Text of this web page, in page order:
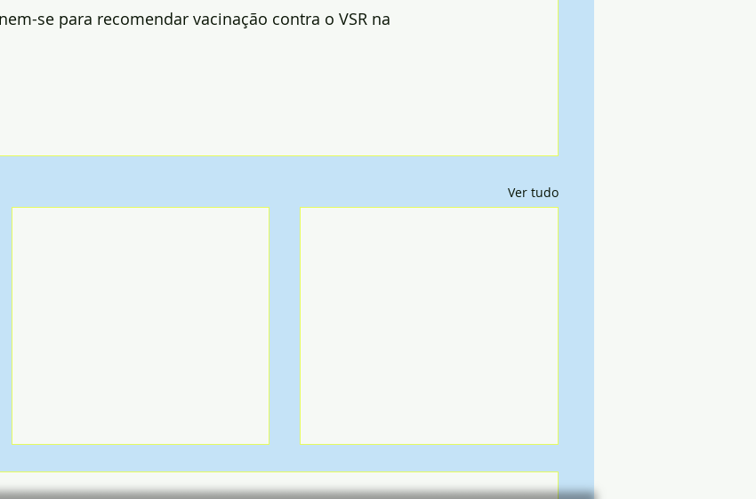
se para recomendar vacinação contra o VSR na
Ver tudo